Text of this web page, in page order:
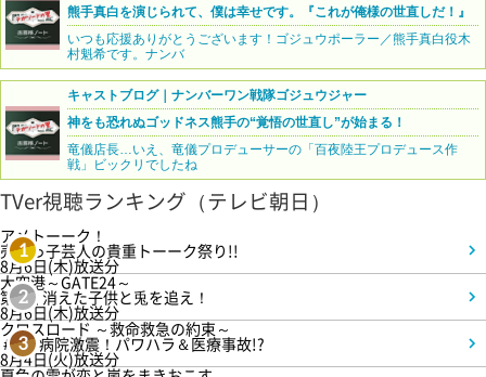
熊手真白を演じられて、僕は幸せです。『これが俺様の世直しだ！』
いつも応援ありがとうございます！ゴジュウポーラー／熊手真白役木
村魁希です。ナンバ
キャストブログ｜ナンバーワン戦隊ゴジュウジャー
神をも恐れぬゴッドネス熊手の“覚悟の世直し”が始まる！
竜儀店長…いえ、竜儀プロデューサーの「百夜陸王プロデュース作
戦」ビックリでしたね
TVer視聴ランキング（テレビ朝日）
1
アメトーーク！
売れっ子芸人の貴重トーーク祭り!!
8月6日(木)放送分
2
大空港～GATE24～
第3話 消えた子供と兎を追え！
8月6日(木)放送分
3
クロスロード ～救命救急の約束～
＃5 病院激震！パワハラ＆医療事故!?
8月4日(火)放送分